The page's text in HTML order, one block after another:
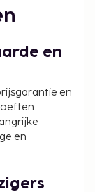
met
en
en
en